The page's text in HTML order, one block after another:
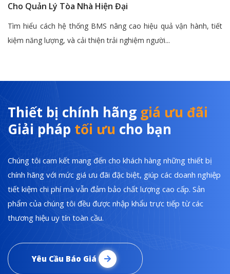
Cho Quản Lý Tòa Nhà Hiện Đại
Tìm hiểu cách hệ thống BMS nâng cao hiệu quả vận hành, tiết
kiệm năng lượng, và cải thiện trải nghiệm người...
Thiết bị chính hãng giá ưu đãi
Giải pháp tối ưu cho bạn
Chúng tôi cam kết mang đến cho khách hàng những thiết bị
chính hãng với mức giá ưu đãi đặc biệt, giúp các doanh nghiệp
tiết kiệm chi phí mà vẫn đảm bảo chất lượng cao cấp. Sản
phẩm của chúng tôi đều được nhập khẩu trực tiếp từ các
thương hiệu uy tín toàn cầu.
Yêu Cầu Báo Giá